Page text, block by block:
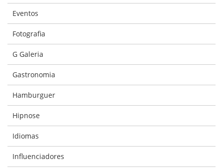
Eventos
Fotografia
G Galeria
Gastronomia
Hamburguer
Hipnose
Idiomas
Influenciadores